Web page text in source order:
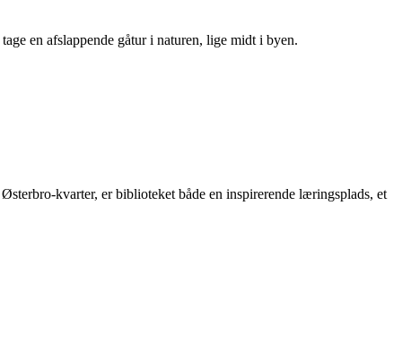
en afslappende gåtur i naturen, lige midt i byen.
kvarter, er biblioteket både en inspirerende læringsplads, et